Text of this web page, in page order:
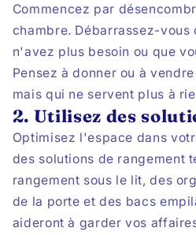
Commencez par
chambre. Débarrassez-vous
n'avez plus besoin ou que
Pensez à donner ou à
mais qui ne servent plus à
2. Utilisez des
Optimisez l'espace dans
des solutions de rangement
rangement sous le lit, des
de la porte et des bacs
aideront à garder vos